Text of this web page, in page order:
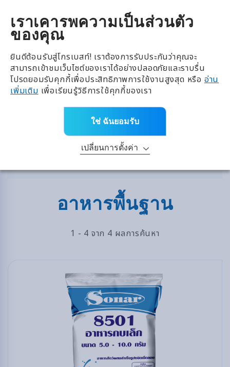
เราเคารพความเป็นส่วนตัว
ของคุณ
ยินดีต้อนรับสู่โกรเบสท์! เราต้องการรับประกันว่าคุณจะ
สามารถเข้าชมเว็บไซต์ของเราได้อย่างปลอดภัยและราบรื่น
โปรดยอมรับคุกกี้เพื่อประสิทธิภาพการใช้งานสูงสุด หรืออ่าน
เพิ่มเติมเพื่อเรียนรู้วิธีการใช้คุกกี้ของเรา
ใช่ ฉันยอมรับ
เปลี่ยนการตั้งค่า
全興國際水產股份有限公
หน้าหลัก > แบรนด์
เมนู การค้นหาขั้นสูง
ค้นหา
อาหารพื้นฐาน
1 - 4 จาก 4 ผลการค้นหา